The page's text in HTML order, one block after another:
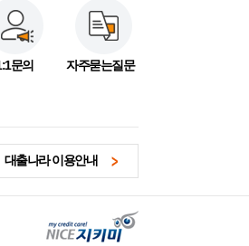
문의 자주묻는질문
대출나라 이용안내